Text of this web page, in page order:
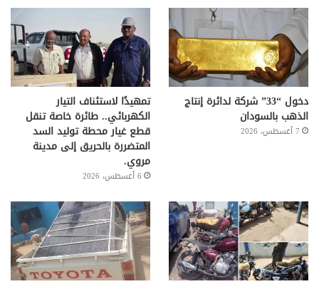
دخول “33” شركة لدائرة إنتاج
الذهب بالسودان
7 أغسطس، 2026
تمهيدًا لاستئناف التيار
الكهربائي.. طائرة خاصة تنقل
قطع غيار محطة توليد السد
المتضررة بالحريق إلى مدينة
مروي.
6 أغسطس، 2026